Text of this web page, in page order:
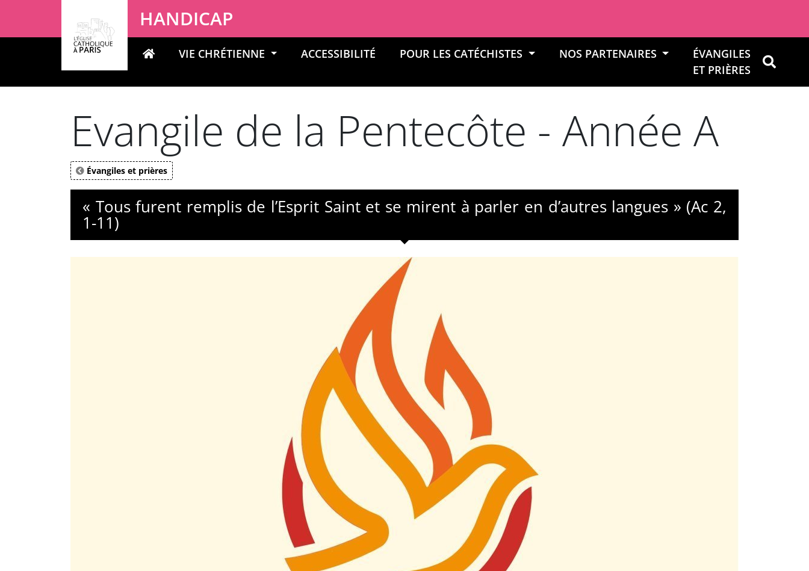
HANDICAP
Votre recherche OK
VIE CHRÉTIENNE ACCESSIBILITÉ POUR LES CATÉCHISTES NOS PARTENAIRES
ÉVANGILES
ET PRIÈRES
Evangile de la Pentecôte - Année A
Évangiles et prières
« Tous furent remplis de l’Esprit Saint et se mirent à parler en d’autres langues » (Ac 2,
1-11)